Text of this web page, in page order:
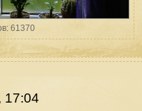
61370
17:04